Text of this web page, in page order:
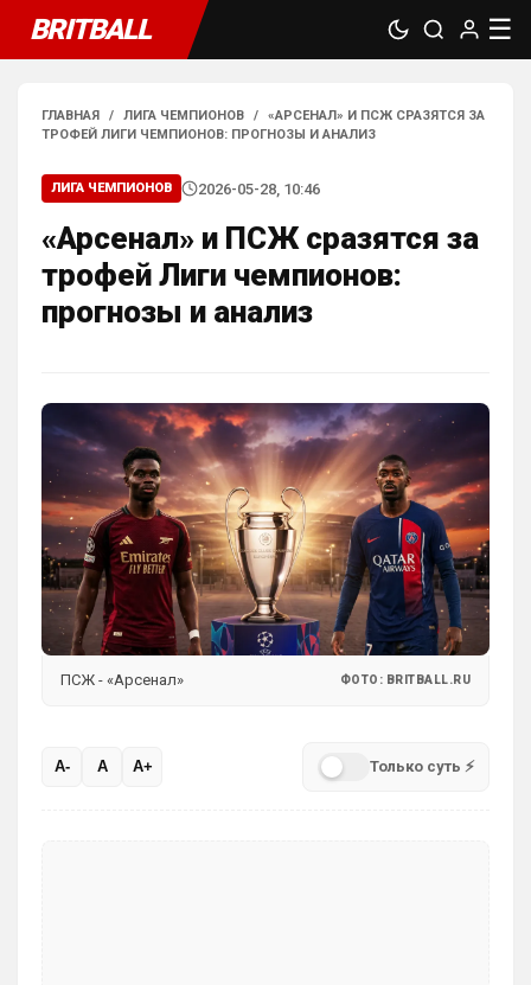
BRITBALL ☰
ГЛАВНАЯ / ЛИГА ЧЕМПИОНОВ /
«АРСЕНАЛ» И ПСЖ СРАЗЯТСЯ ЗА
ТРОФЕЙ ЛИГИ ЧЕМПИОНОВ: ПРОГНОЗЫ И АНАЛИЗ
ЛИГА ЧЕМПИОНОВ 2026-05-28, 10:46
«Арсенал» и ПСЖ сразятся за
трофей Лиги чемпионов:
прогнозы и анализ
ПСЖ - «Арсенал» ФОТО: BRITBALL.RU
A- A A+ Только суть ⚡